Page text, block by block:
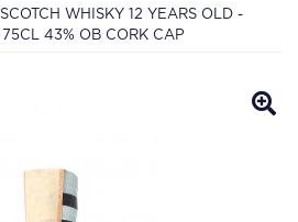
WHISKY 12 YEARS OLD -
43% OB CORK CAP